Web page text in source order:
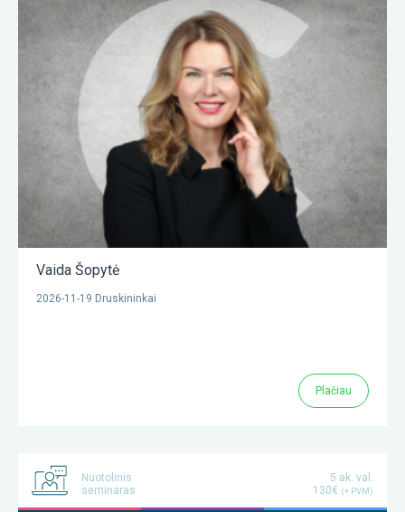
Vaida Šopytė
2026-11-19 Druskininkai
Plačiau
Nuotolinis
seminaras
5 ak. val.
130€ (+ PVM)